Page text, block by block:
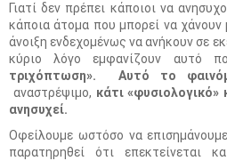
Γιατί δεν πρέπει κάποιοι να
κάποια άτομα που μπορεί να
άνοιξη ενδεχομένως να ανήκουν σε
κύριο λόγο εμφανίζουν αυτό
τριχόπτωση». Αυτό το
αναστρέψιμο, κάτι
ανησυχεί.
Οφείλουμε ωστόσο να
παρατηρηθεί ότι επεκτείνεται